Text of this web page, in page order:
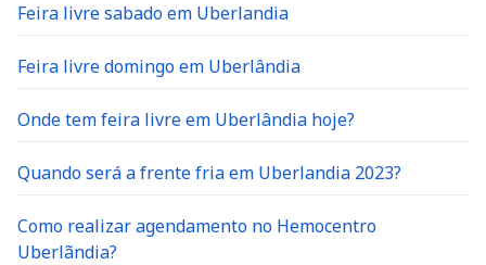
Feira livre sabado em Uberlandia
Feira livre domingo em Uberlândia
Onde tem feira livre em Uberlândia hoje?
Quando será a frente fria em Uberlandia 2023?
Como realizar agendamento no Hemocentro
Uberlãndia?